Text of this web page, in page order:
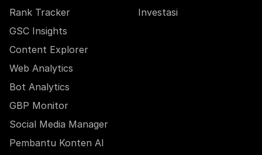
Rank Tracker
GSC Insights
Content Explorer
Web Analytics
Bot Analytics
GBP Monitor
Social Media Manager
Pembantu Konten AI
Investasi